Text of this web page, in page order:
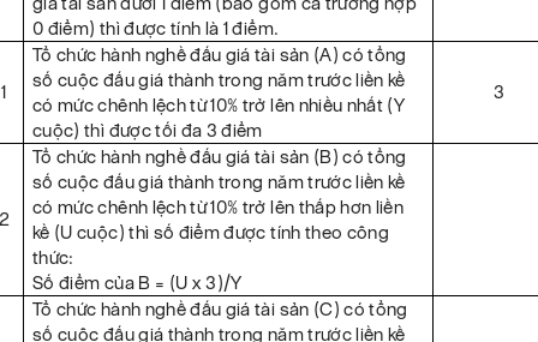
0 điểm) thì được tính là 1 điểm.
Tổ chức hành nghề đấu giá tài sản (A) có tổng
số cuộc đấu giá thành trong năm trước liền kề
có mức chênh lệch từ 10% trở lên nhiều nhất (Y
cuộc) thì được tối đa 3 điểm
3
Tổ chức hành nghề đấu giá tài sản (B) có tổng
số cuộc đấu giá thành trong năm trước liền kề
có mức chênh lệch từ 10% trở lên thấp hơn liền
kề (U cuộc) thì số điểm được tính theo công
thức:
Số điểm của B = (U x 3)/Y
Tổ chức hành nghề đấu giá tài sản (C) có tổng
số cuộc đấu giá thành trong năm trước liền kề